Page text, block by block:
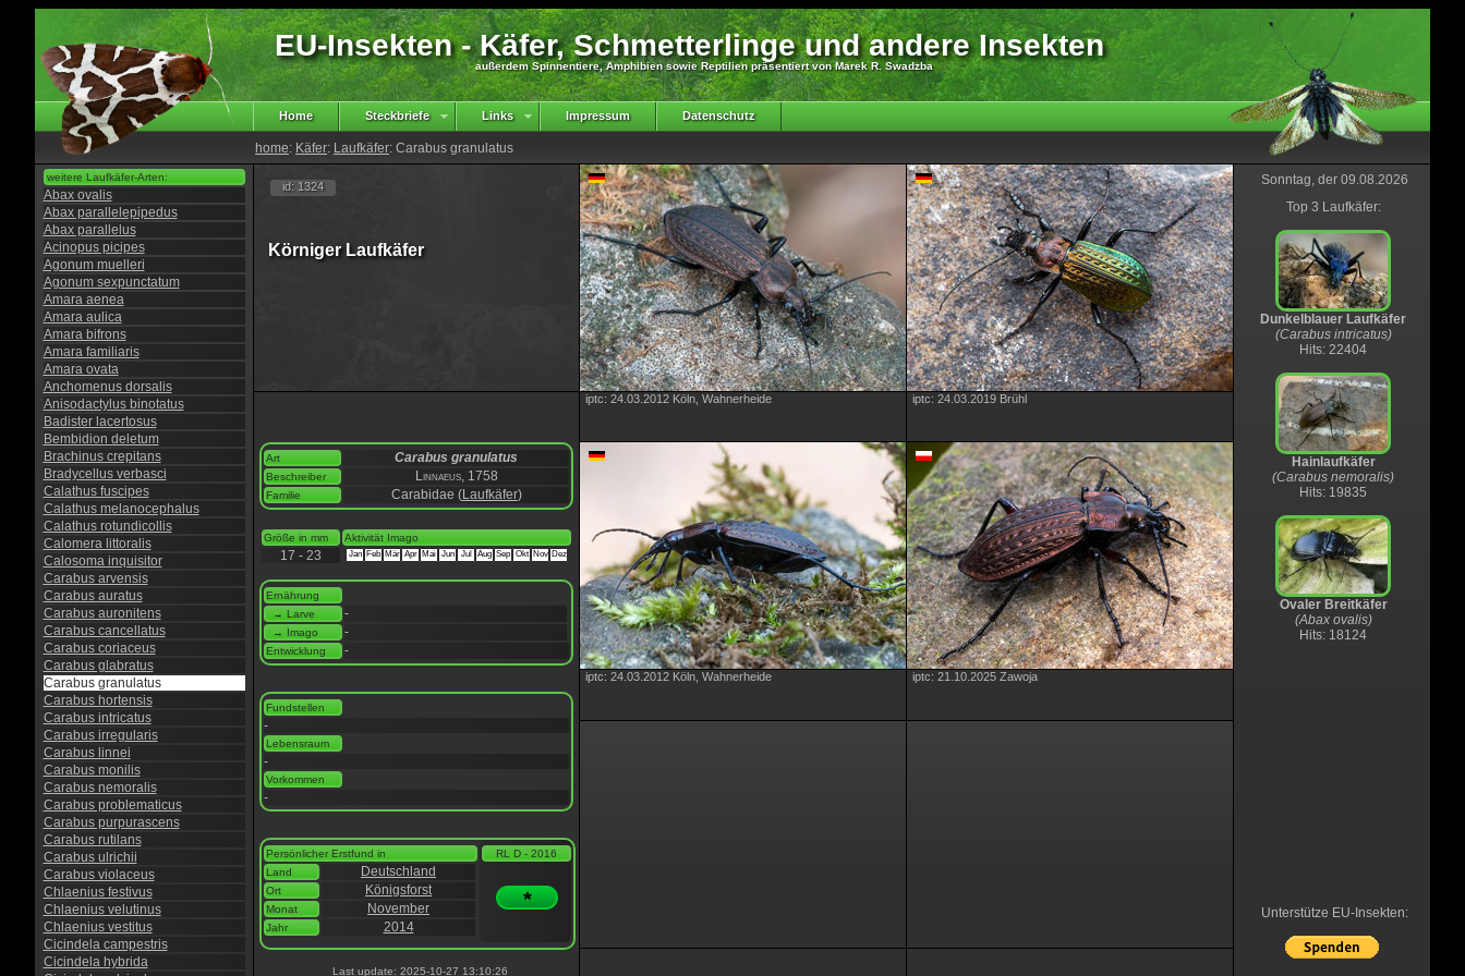
EU-Insekten - Käfer, Schmetterlinge und andere Insekten
außerdem Spinnentiere, Amphibien sowie Reptilien präsentiert von Marek R. Swadzba
Home Steckbriefe Links Impressum Datenschutz
home: Käfer: Laufkäfer: Carabus granulatus
weitere Laufkäfer-Arten:
Abax ovalis
Abax parallelepipedus
Abax parallelus
Acinopus picipes
Agonum muelleri
Agonum sexpunctatum
Amara aenea
Amara aulica
Amara bifrons
Amara familiaris
Amara ovata
Anchomenus dorsalis
Anisodactylus binotatus
Badister lacertosus
Bembidion deletum
Brachinus crepitans
Bradycellus verbasci
Calathus fuscipes
Calathus melanocephalus
Calathus rotundicollis
Calomera littoralis
Calosoma inquisitor
Carabus arvensis
Carabus auratus
Carabus auronitens
Carabus cancellatus
Carabus coriaceus
Carabus glabratus
Carabus granulatus
Carabus hortensis
Carabus intricatus
Carabus irregularis
Carabus linnei
Carabus monilis
Carabus nemoralis
Carabus problematicus
Carabus purpurascens
Carabus rutilans
Carabus ulrichii
Carabus violaceus
Chlaenius festivus
Chlaenius velutinus
Chlaenius vestitus
Cicindela campestris
Cicindela hybrida
id: 1324
Körniger Laufkäfer
Art Carabus granulatus
Beschreiber Linnaeus, 1758
Familie Carabidae (Laufkäfer)
Größe in mm Aktivität Imago
17 - 23 Jan Feb Mär Apr Mai Jun Jul Aug Sep Okt Nov Dez
Ernährung
→ Larve
-
→ Imago -
Entwicklung -
Fundstellen
-
Lebensraum
-
Vorkommen
-
Persönlicher Erstfund in
Land
Deutschland
Ort Königsforst
Monat November
Jahr 2014
RL D - 2016
*
Last update: 2025-10-27 13:10:26
iptc: 24.03.2012 Köln, Wahnerheide
iptc: 24.03.2012 Köln, Wahnerheide
iptc: 24.03.2019 Brühl
iptc: 21.10.2025 Zawoja
Sonntag, der 09.08.2026
Top 3 Laufkäfer:
Dunkelblauer Laufkäfer
(Carabus intricatus)
Hits: 22404
Hainlaufkäfer
(Carabus nemoralis)
Hits: 19835
Ovaler Breitkäfer
(Abax ovalis)
Hits: 18124
Unterstütze EU-Insekten: